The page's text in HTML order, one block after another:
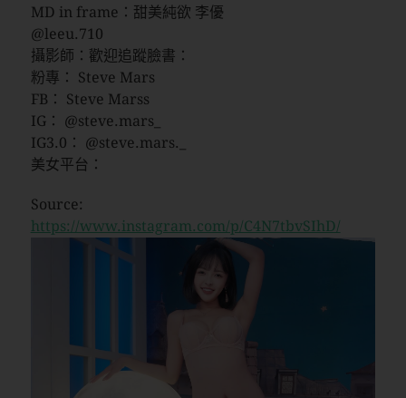
MD in frame：甜美純欲 李優
@leeu.710
攝影師：歡迎追蹤臉書：
粉專： Steve Mars
FB： Steve Marss
IG： @steve.mars_
IG3.0： @steve.mars._
美女平台：
Source:
https://www.instagram.com/p/C4N7tbvSIhD/